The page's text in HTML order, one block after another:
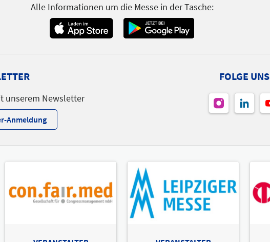
Alle Informationen um die Messe in der Tasche:
unserem Newsletter
Anmeldung
FOLGE UNS